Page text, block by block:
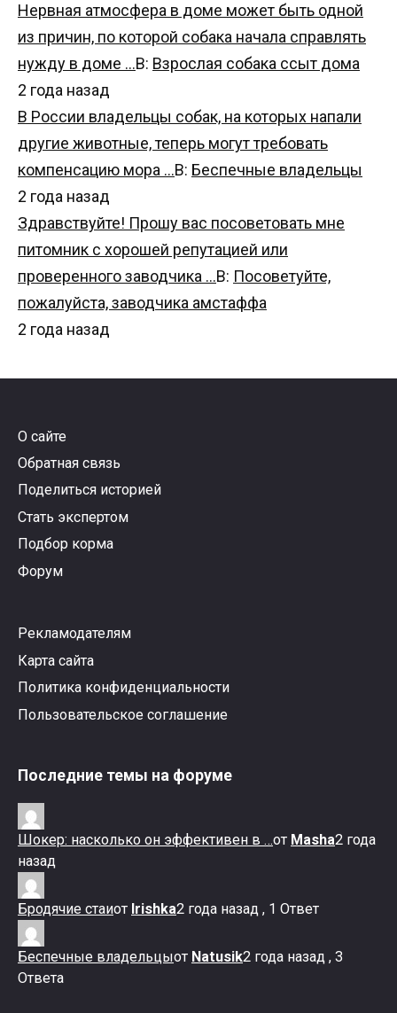
Нервная атмосфера в доме может быть одной
из причин, по которой собака начала справлять
нужду в доме …В: Взрослая собака ссыт дома
2 года назад
В России владельцы собак, на которых напали
другие животные, теперь могут требовать
компенсацию мора …В: Беспечные владельцы
2 года назад
Здравствуйте! Прошу вас посоветовать мне
питомник с хорошей репутацией или
проверенного заводчика …В: Посоветуйте,
пожалуйста, заводчика амстаффа
2 года назад
О сайте
Обратная связь
Поделиться историей
Стать экспертом
Подбор корма
Форум
Рекламодателям
Карта сайта
Политика конфиденциальности
Пользовательское соглашение
Последние темы на форуме
Шокер: насколько он эффективен в …от Masha2 года
назад
Бродячие стаиот Irishka2 года назад , 1 Ответ
Беспечные владельцыот Natusik2 года назад , 3
Ответа